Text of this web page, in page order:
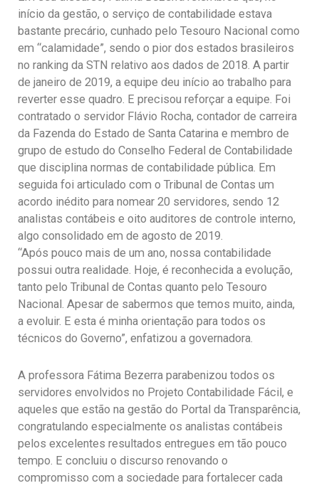
início da gestão, o serviço de contabilidade estava
bastante precário, cunhado pelo Tesouro Nacional como
em “calamidade”, sendo o pior dos estados brasileiros
no ranking da STN relativo aos dados de 2018. A partir
de janeiro de 2019, a equipe deu início ao trabalho para
reverter esse quadro. E precisou reforçar a equipe. Foi
contratado o servidor Flávio Rocha, contador de carreira
da Fazenda do Estado de Santa Catarina e membro de
grupo de estudo do Conselho Federal de Contabilidade
que disciplina normas de contabilidade pública. Em
seguida foi articulado com o Tribunal de Contas um
acordo inédito para nomear 20 servidores, sendo 12
analistas contábeis e oito auditores de controle interno,
algo consolidado em de agosto de 2019.
“Após pouco mais de um ano, nossa contabilidade
possui outra realidade. Hoje, é reconhecida a evolução,
tanto pelo Tribunal de Contas quanto pelo Tesouro
Nacional. Apesar de sabermos que temos muito, ainda,
a evoluir. E esta é minha orientação para todos os
técnicos do Governo”, enfatizou a governadora.
A professora Fátima Bezerra parabenizou todos os
servidores envolvidos no Projeto Contabilidade Fácil, e
aqueles que estão na gestão do Portal da Transparência,
congratulando especialmente os analistas contábeis
pelos excelentes resultados entregues em tão pouco
tempo. E concluiu o discurso renovando o
compromisso com a sociedade para fortalecer cada